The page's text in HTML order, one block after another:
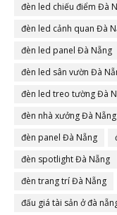
đèn led chiếu điểm Đà
đèn led cảnh quan Đà
đèn led panel Đà Nẵng
đèn led sân vườn Đà
đèn led treo tường Đà
đèn nhà xưởng Đà Nẵng
đèn panel Đà Nẵng
đèn spotlight Đà Nẵng
đèn trang trí Đà Nẵng
đấu giá tài sản ở đà